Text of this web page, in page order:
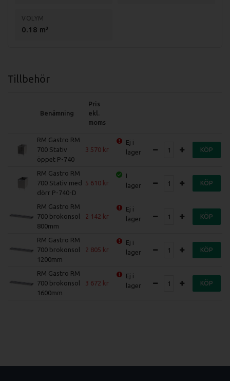
Plattans tjocklek är 15mm.
Mått (LxBxH): 800x730x300mm
Vikt (brutto): 79,5kg
VOLYM
0.18 m³
Tillbehör
Benämning
Pris
ekl.
moms
RM Gastro RM
700 Stativ
öppet P-740
3 570
Ej i
lager
KÖP
RM Gastro RM
700 Stativ med
dörr P-740-D
5 610
I
lager
KÖP
RM Gastro RM
700 brokonsol
800mm
2 142
Ej i
lager
KÖP
RM Gastro RM
700 brokonsol
1200mm
2 805
Ej i
lager
KÖP
RM Gastro RM
700 brokonsol
1600mm
3 672
Ej i
lager
KÖP